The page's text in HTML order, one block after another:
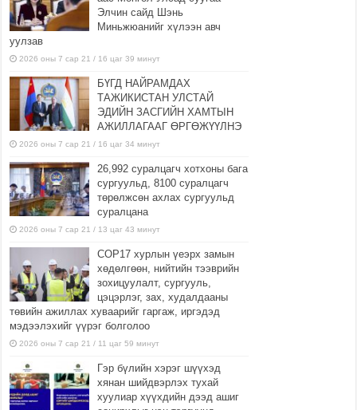
Элчин сайд Шэнь
Миньжюанийг хүлээн авч
уулзав
2026 оны 7 сар 21 / 16 цаг 39 минут
БҮГД НАЙРАМДАХ
ТАЖИКИСТАН УЛСТАЙ
ЭДИЙН ЗАСГИЙН ХАМТЫН
АЖИЛЛАГААГ ӨРГӨЖҮҮЛНЭ
2026 оны 7 сар 21 / 16 цаг 34 минут
26,992 суралцагч хотхоны бага
сургуульд, 8100 суралцагч
төрөлжсөн ахлах сургуульд
суралцана
2026 оны 7 сар 21 / 13 цаг 43 минут
COP17 хурлын үеэрх замын
хөдөлгөөн, нийтийн тээврийн
зохицуулалт, сургууль,
цэцэрлэг, зах, худалдааны
төвийн ажиллах хуваарийг гаргаж, иргэдэд
мэдээлэхийг үүрэг болголоо
2026 оны 7 сар 21 / 11 цаг 59 минут
Гэр бүлийн хэрэг шүүхэд
хянан шийдвэрлэх тухай
хуулиар хүүхдийн дээд ашиг